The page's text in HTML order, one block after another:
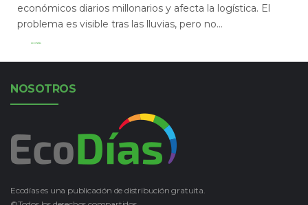
económicos diarios millonarios y afecta la logística. El
problema es visible tras las lluvias, pero no...
Leer Más
NOSOTROS
Ecodías es una publicación de distribución gratuita.